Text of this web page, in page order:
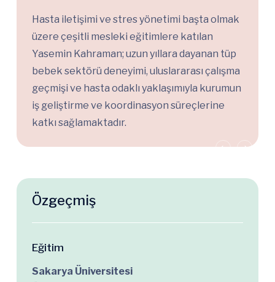
Hasta iletişimi ve stres yönetimi başta olmak
üzere çeşitli mesleki eğitimlere katılan
Yasemin Kahraman; uzun yıllara dayanan tüp
bebek sektörü deneyimi, uluslararası çalışma
geçmişi ve hasta odaklı yaklaşımıyla kurumun
iş geliştirme ve koordinasyon süreçlerine
katkı sağlamaktadır.
Özgeçmiş
Eğitim
Sakarya Üniversitesi